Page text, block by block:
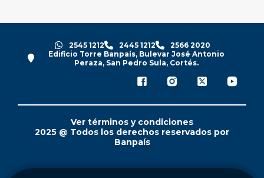
2545 1212 2445 1212
2566 2020
Edificio Torre Banpaís, Bulevar José Antonio
Peraza, San Pedro Sula, Cortés.
Ver términos y condiciones
2025 @ Todos los derechos reservados por
Banpaís